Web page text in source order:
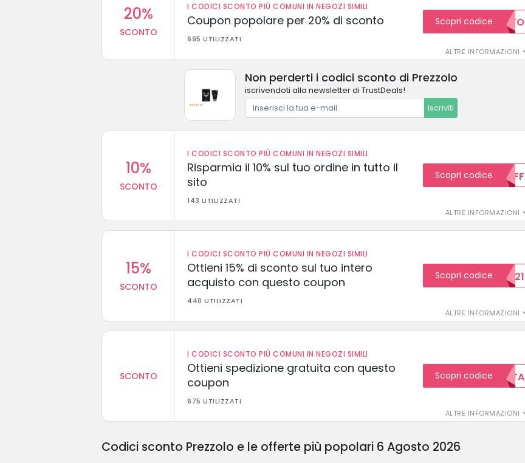
20%
SCONTO
I CODICI SCONTO PIÙ COMUNI IN NEGOZI SIMILI
Coupon popolare per 20% di sconto
695 UTILIZZATI
ALTRE INFORMAZIONI
Scopri codice20SCONTO
Non perderti i codici sconto di Prezzolo
iscrivendoti alla newsletter di TrustDeals!
Iscriviti
10%
SCONTO
I CODICI SCONTO PIÙ COMUNI IN NEGOZI SIMILI
Risparmia il 10% sul tuo ordine in tutto il
sito
143 UTILIZZATI
ALTRE INFORMAZIONI
Scopri codice 10OFF
15%
SCONTO
I CODICI SCONTO PIÙ COMUNI IN NEGOZI SIMILI
Ottieni 15% di sconto sul tuo intero
acquisto con questo coupon
440 UTILIZZATI
ALTRE INFORMAZIONI
Scopri codice
15SCONTO2021
SCONTO
I CODICI SCONTO PIÙ COMUNI IN NEGOZI SIMILI
Ottieni spedizione gratuita con questo
coupon
675 UTILIZZATI
ALTRE INFORMAZIONI
Scopri codiceGRATUITA
Codici sconto Prezzolo e le offerte più popolari 6 Agosto 2026